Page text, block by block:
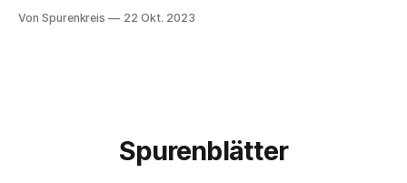
möchte man unweigerlich fragen, belassen wir es als
Von Spurenkreis 22 Okt. 2023
Spurenblätter